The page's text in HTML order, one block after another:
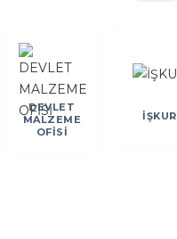
DEVLET
MALZEME
OFİSİ
İŞKUR